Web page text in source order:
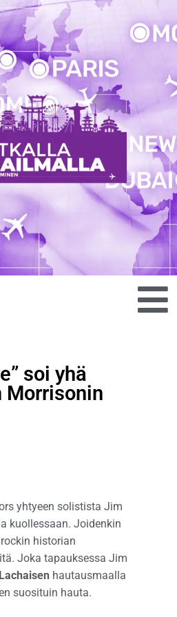
soi yhä
Morrisonin
yhtyeen solistista Jim
kuollessaan. Joidenkin
historian
Joka tapauksessa Jim
hautausmaalla
suosituin hauta.